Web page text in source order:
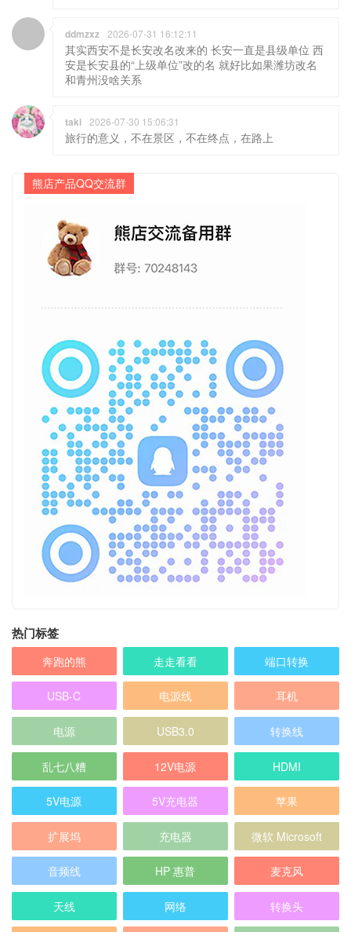
ddmzxz 2026-07-31 16:12:11
其实西安不是长安改名改来的 长安一直是县级单位 西
安是长安县的“上级单位”改的名 就好比如果潍坊改名
和青州没啥关系
taki 2026-07-30 15:06:31
旅行的意义，不在景区，不在终点，在路上
熊店产品QQ交流群
热门标签
奔跑的熊 走走看看 端口转换
USB-C 电源线 耳机
电源 USB3.0 转换线
乱七八糟 12V电源 HDMI
5V电源 5V充电器 苹果
扩展坞 充电器 微软 Microsoft
音频线 HP 惠普 麦克风
天线 网络 转换头